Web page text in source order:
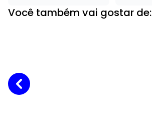
Você também vai gostar de: